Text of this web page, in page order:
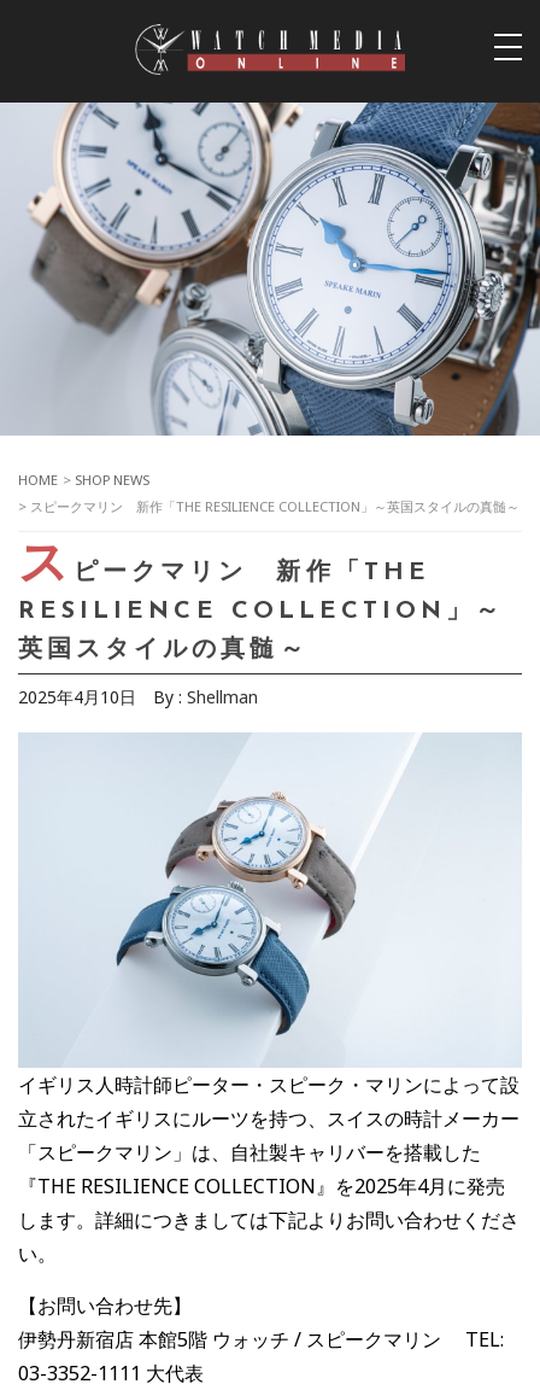
HOME > SHOP NEWS
> スピークマリン 新作「THE RESILIENCE COLLECTION」～英国スタイルの真髄～
ス ピークマリン 新作「THE
RESILIENCE COLLECTION」～
英国スタイルの真髄～
2025年4月10日 By : Shellman
イギリス人時計師ピーター・スピーク・マリンによって設
立されたイギリスにルーツを持つ、スイスの時計メーカー
「スピークマリン」は、自社製キャリバーを搭載した
『THE RESILIENCE COLLECTION』を2025年4月に発売
します。 詳細につきましては下記よりお問い合わせくださ
い。
【お問い合わせ先】
伊勢丹新宿店 本館5階 ウォッチ / スピークマリン TEL:
03-3352-1111 大代表